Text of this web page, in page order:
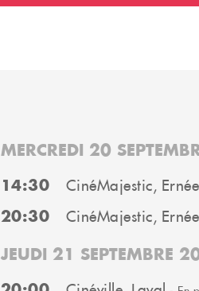
MERCREDI 20
14:30 CinéMajestic, Ernée
20:30 CinéMajestic, Ernée
JEUDI 21 SEPTEMBRE